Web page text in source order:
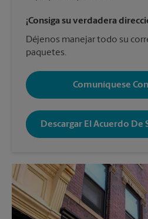
¡Consiga su verdadera
Déjenos manejar todo su
paquetes.
Comuníquese
Descargar El Acuerdo De